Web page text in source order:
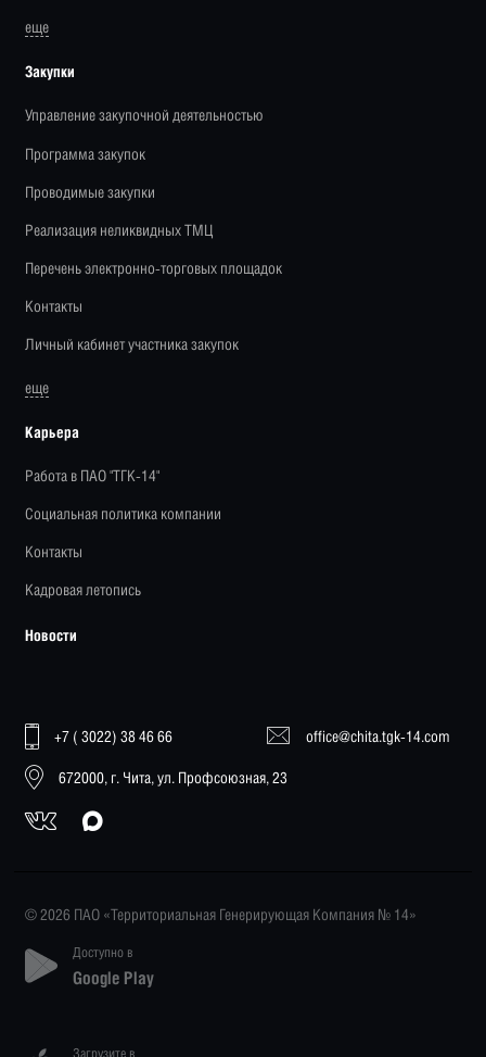
еще
Закупки
Управление закупочной деятельностью
Программа закупок
Проводимые закупки
Реализация неликвидных ТМЦ
Перечень электронно-торговых площадок
Контакты
Личный кабинет участника закупок
еще
Карьера
Работа в ПАО "ТГК-14"
Социальная политика компании
Контакты
Кадровая летопись
Новости
+7 ( 3022) 38 46 66 office@chita.tgk-14.com
672000, г. Чита, ул. Профсоюзная, 23
© 2026 ПАО «Территориальная Генерирующая Компания № 14»
Доступно в
Google Play
Загрузите в